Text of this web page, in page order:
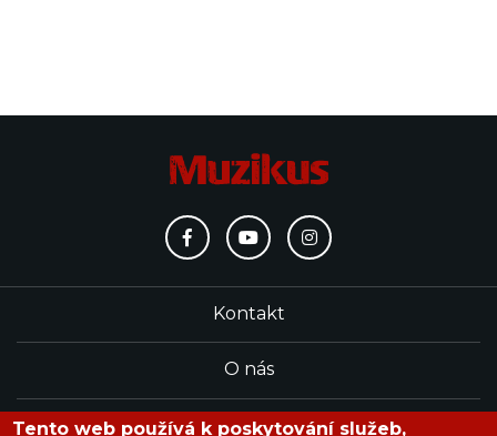
Kontakt
O nás
Redakce
Tento web používá k poskytování služeb,